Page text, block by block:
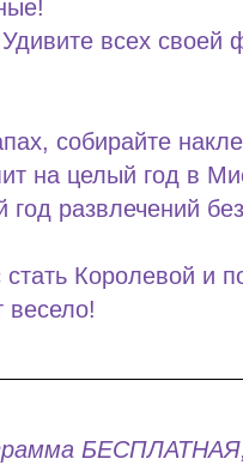
всех своей
собирайте
на целый год в
развлечений
Королевой и
весело!